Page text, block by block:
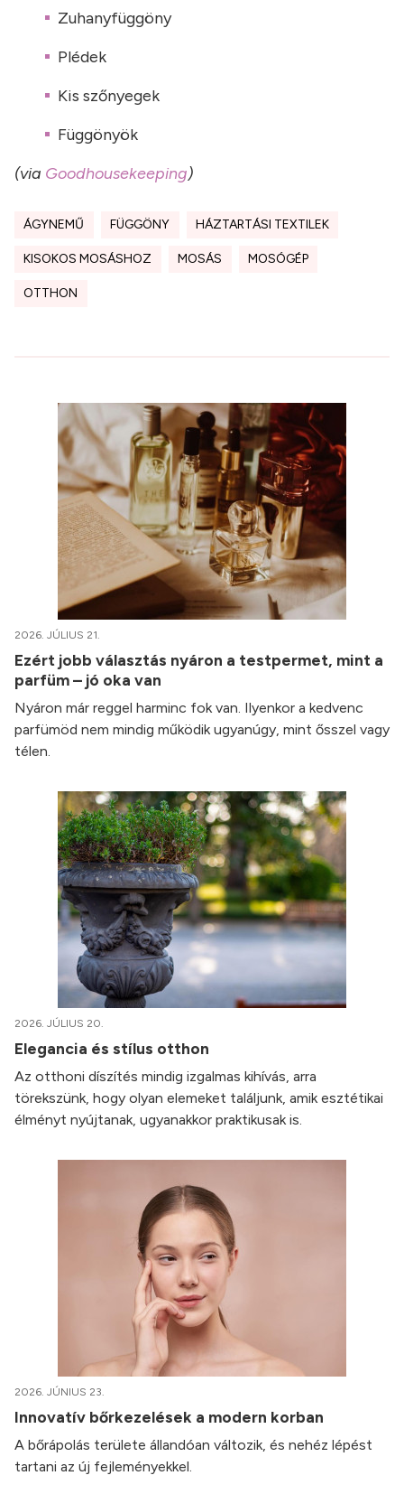
Zuhanyfüggöny
Plédek
Kis szőnyegek
Függönyök
(via Goodhousekeeping)
ÁGYNEMŰ FÜGGÖNY HÁZTARTÁSI TEXTILEK
KISOKOS MOSÁSHOZ MOSÁS MOSÓGÉP
OTTHON
2026. JÚLIUS 21.
Ezért jobb választás nyáron a testpermet, mint a
parfüm – jó oka van
Nyáron már reggel harminc fok van. Ilyenkor a kedvenc
parfümöd nem mindig működik ugyanúgy, mint ősszel vagy
télen.
2026. JÚLIUS 20.
Elegancia és stílus otthon
Az otthoni díszítés mindig izgalmas kihívás, arra
törekszünk, hogy olyan elemeket találjunk, amik esztétikai
élményt nyújtanak, ugyanakkor praktikusak is.
2026. JÚNIUS 23.
Innovatív bőrkezelések a modern korban
A bőrápolás területe állandóan változik, és nehéz lépést
tartani az új fejleményekkel.